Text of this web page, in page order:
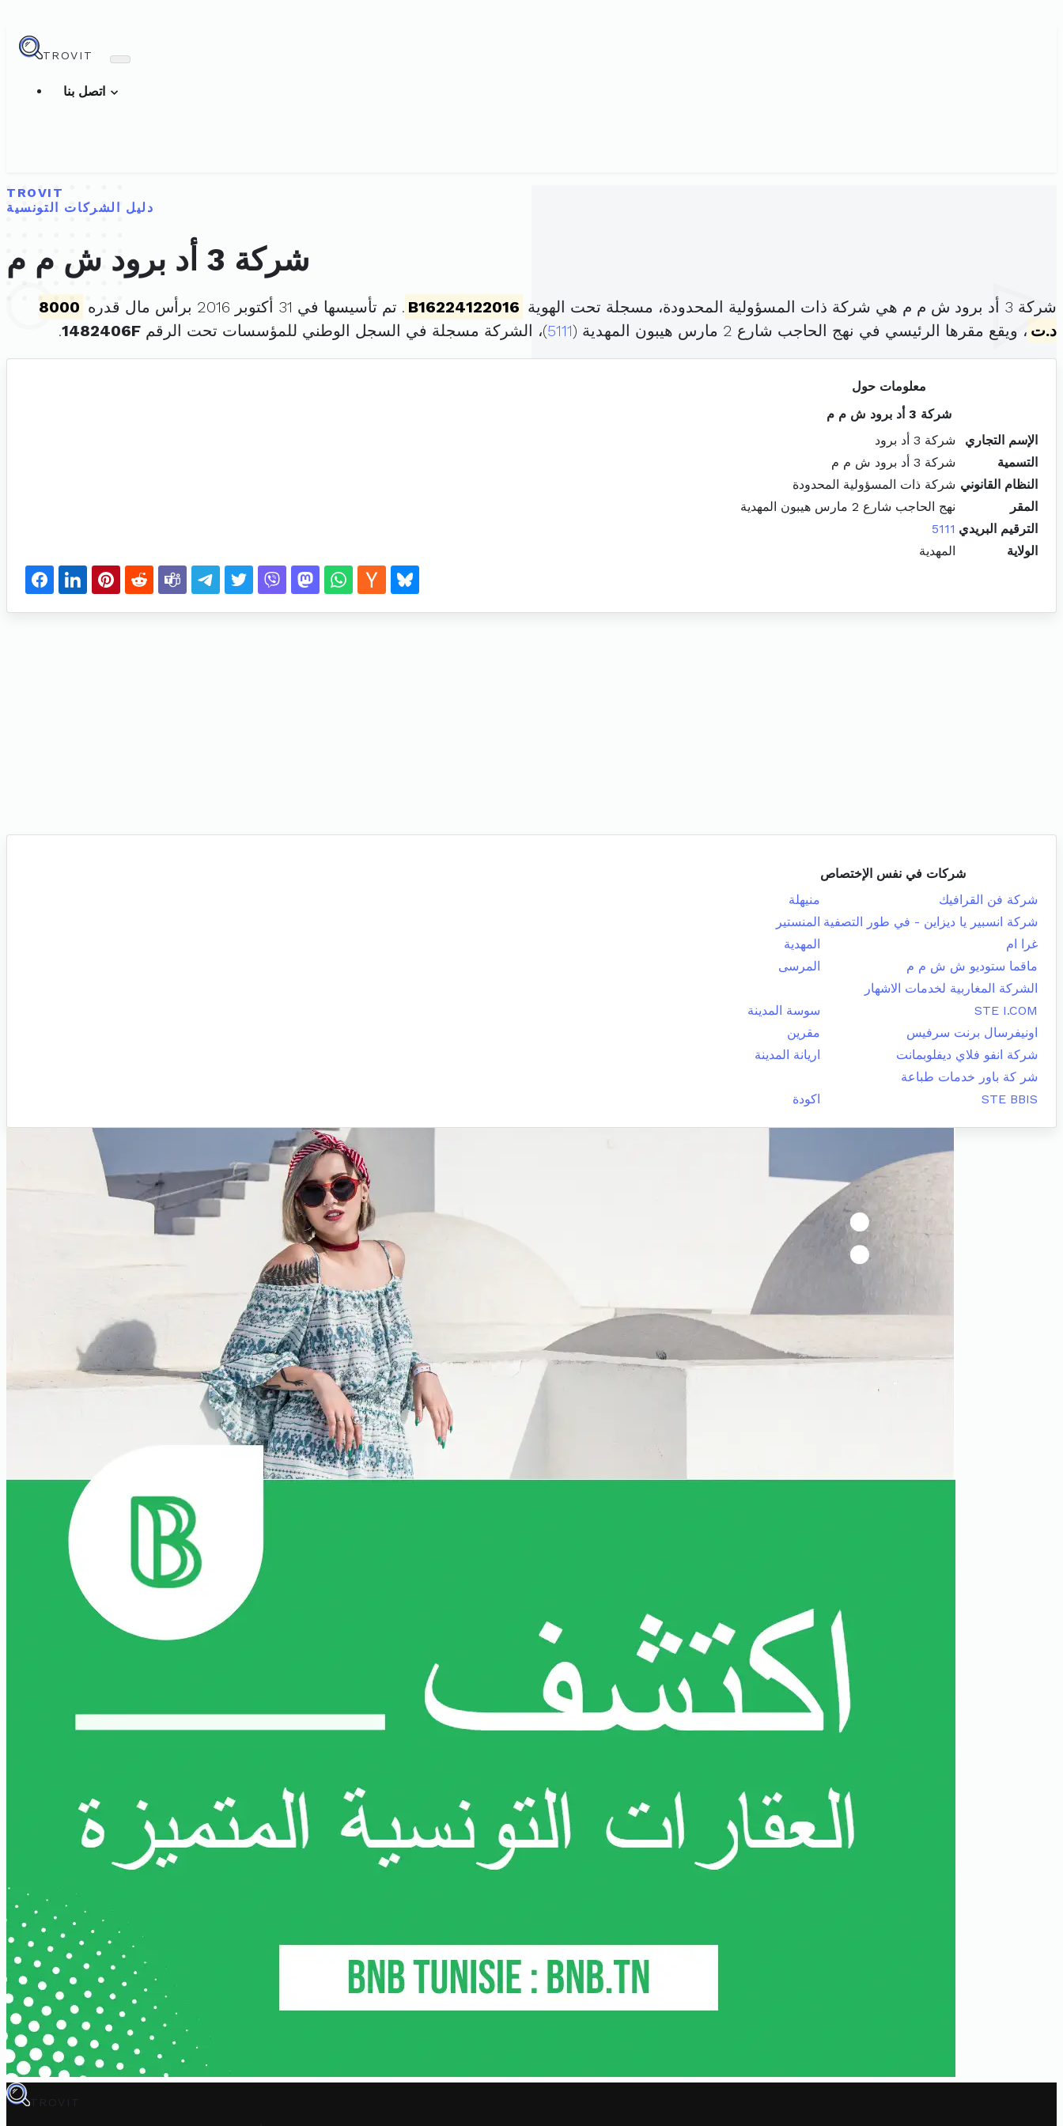
TROVIT
TROVIT
دليل الشركات التونسية
شركة 3 أد برود ش م م
شركة 3 أد برود ش م م هي شركة ذات المسؤولية المحدودة، مسجلة تحت الهوية B16224122016 . تم تأسيسها في 31 أكتوبر 2016 برأس مال قدره
8000
د.ت ، ويقع مقرها الرئيسي في نهج الحاجب شارع 2 مارس هيبون المهدية ( 5111)، الشركة مسجلة في السجل الوطني للمؤسسات تحت الرقم 1482406F
.
معلومات حول
شركة 3 أد برود ش م م
الإسم التجاري
شركة 3 أد برود
التسمية
شركة 3 أد برود ش م م
النظام القانوني شركة ذات المسؤولية المحدودة
المقر
نهج الحاجب شارع 2 مارس هيبون المهدية
الترقيم البريدي 5111
الولاية
المهدية
شركات في نفس الإختصاص
شركة فن القرافيك
منيهلة
شركة انسبير يا ديزاين - في طور التصفية المنستير
غرا ام
المهدية
ماقما ستوديو ش ش م م
المرسى
الشركة المغاربية لخدمات الاشهار
STE I.COM
سوسة المدينة
اونيفرسال برنت سرفيس
مقرين
شركة انفو فلاي ديفلوبمانت
اريانة المدينة
شر كة باور خدمات طباعة
STE BBIS
اكودة
TROVIT